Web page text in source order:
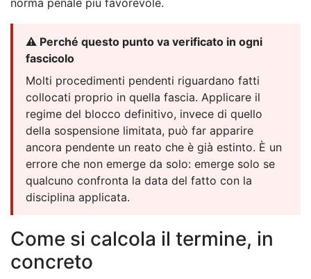
⚠️ Perché questo punto va verificato in ogni
fascicolo
Molti procedimenti pendenti riguardano fatti
collocati proprio in quella fascia. Applicare il
regime del blocco definitivo, invece di quello
della sospensione limitata, può far apparire
ancora pendente un reato che è già estinto. È un
errore che non emerge da solo: emerge solo se
qualcuno confronta la data del fatto con la
disciplina applicata.
Come si calcola il termine, in
concreto